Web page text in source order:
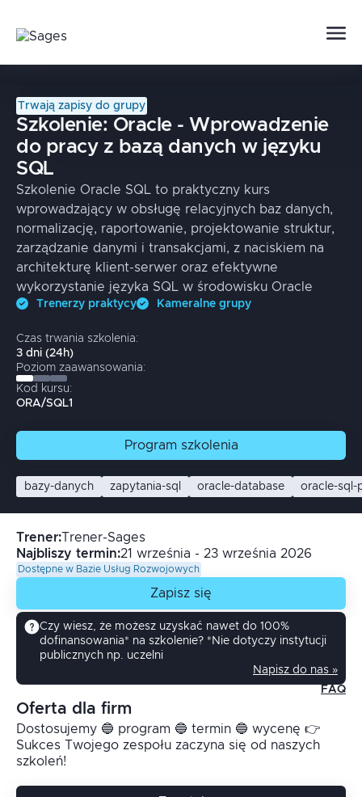
Trwają zapisy do grupy
Szkolenie: Oracle - Wprowadzenie
do pracy z bazą danych w języku
SQL
Szkolenie Oracle SQL to praktyczny kurs
wprowadzający w obsługę relacyjnych baz danych,
normalizację, raportowanie, projektowanie struktur,
zarządzanie danymi i transakcjami, z naciskiem na
architekturę klient-serwer oraz efektywne
wykorzystanie języka SQL w środowisku Oracle
Trenerzy praktycy Kameralne grupy
Czas trwania szkolenia:
3 dni (24h)
Poziom zaawansowania:
Kod kursu:
ORA/SQL1
Program szkolenia
bazy-danych zapytania-sql oracle-database oracle-sql-
Trener:Trener-Sages
Najbliszy termin:21 września - 23 września 2026
Dostępne w Bazie Usług Rozwojowych
Zapisz się
Czy wiesz, że możesz uzyskać nawet do 100%
dofinansowania* na szkolenie? *Nie dotyczy instytucji
publicznych np. uczelni
Napisz do nas »
FAQ
Oferta dla firm
Dostosujemy 🔵 program 🔵 termin 🔵 wycenę 👉
Sukces Twojego zespołu zaczyna się od naszych
szkoleń!